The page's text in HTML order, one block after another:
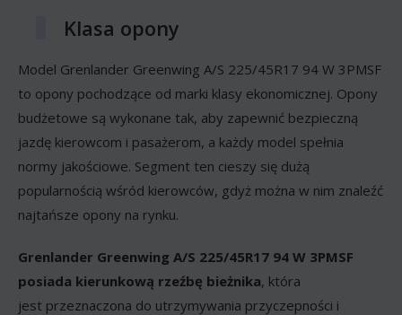
Klasa opony
Model Grenlander Greenwing A/S 225/45R17 94 W 3PMSF
to opony pochodzące od marki klasy ekonomicznej. Opony
budżetowe są wykonane tak, aby zapewnić bezpieczną
jazdę kierowcom i pasażerom, a każdy model spełnia
normy jakościowe. Segment ten cieszy się dużą
popularnością wśród kierowców, gdyż można w nim znaleźć
najtańsze opony na rynku.
Grenlander Greenwing A/S 225/45R17 94 W 3PMSF
posiada kierunkową rzeźbę bieżnika, która
jest przeznaczona do utrzymywania przyczepności i